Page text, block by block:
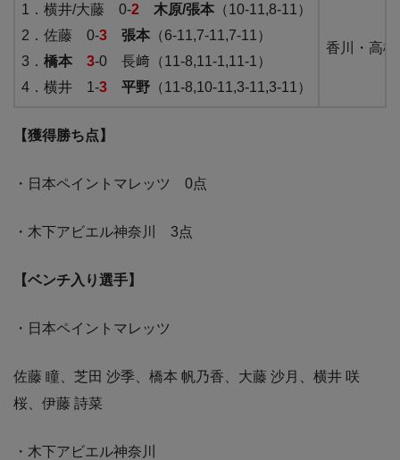
1．横井/大藤 0-2 木原/張本 （10-11,8-11）
2．佐藤 0-3 張本 （6-11,7-11,7-11）
3． 橋本 3-0 長﨑（11-8,11-1,11-1）
4．横井 1-3 平野 （11-8,10-11,3-11,3-11）
香川・高
【獲得勝ち点】
・日本ペイントマレッツ 0点
・木下アビエル神奈川 3点
【ベンチ入り選手】
・日本ペイントマレッツ
佐藤 瞳、芝田 沙季、橋本 帆乃香、大藤 沙月、横井 咲
桜、伊藤 詩菜
・木下アビエル神奈川